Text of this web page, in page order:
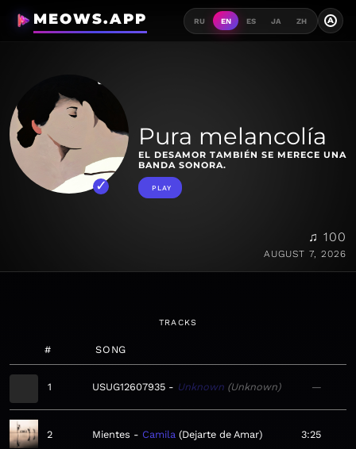
MEOWS.APP RU EN ES JA ZH A
Pura melancolía
EL DESAMOR TAMBIÉN SE MERECE UNA
BANDA SONORA.
PLAY
♫ 100
AUGUST 7, 2026
TRACKS
# SONG
1 USUG12607935 Unknown Unknown —
2 Mientes Camila Dejarte de Amar 3:25